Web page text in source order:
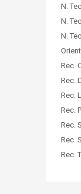
N.
N.
N.
Rec.
Rec.
Rec.
Rec.
Rec.
Rec.
Rec.